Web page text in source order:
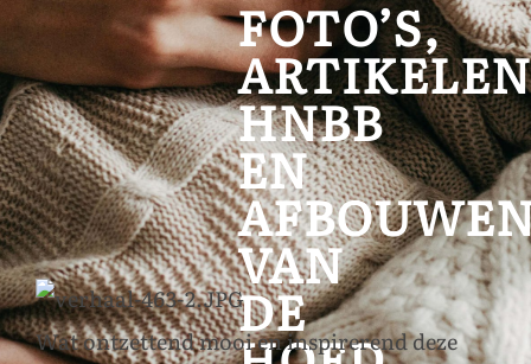
FOTO’S,
HNBB
EN
VAN
DE
Wat ontzettend mooi en inspirerend deze